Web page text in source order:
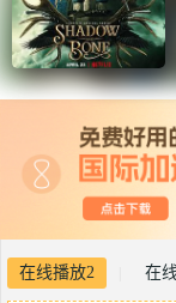
在线播放2 在